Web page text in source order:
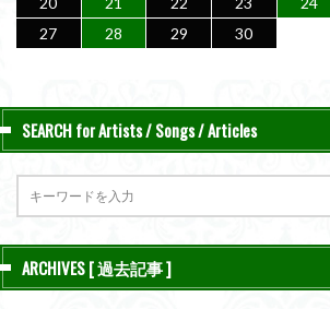
27
28 29 30
SEARCH for Artists / Songs / Articles
ARCHIVES [ 過去記事 ]